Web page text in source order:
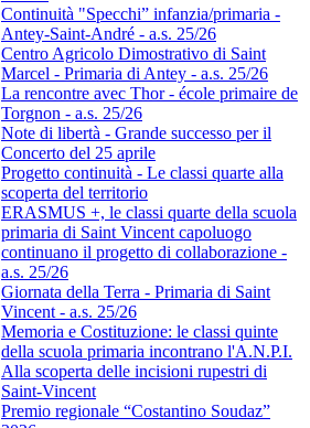
Continuità "Specchi” infanzia/primaria -
Antey-Saint-André - a.s. 25/26
Centro Agricolo Dimostrativo di Saint
Marcel - Primaria di Antey - a.s. 25/26
La rencontre avec Thor - école primaire de
Torgnon - a.s. 25/26
Note di libertà - Grande successo per il
Concerto del 25 aprile
Progetto continuità - Le classi quarte alla
scoperta del territorio
ERASMUS +, le classi quarte della scuola
primaria di Saint Vincent capoluogo
continuano il progetto di collaborazione -
a.s. 25/26
Giornata della Terra - Primaria di Saint
Vincent - a.s. 25/26
Memoria e Costituzione: le classi quinte
della scuola primaria incontrano l'A.N.P.I.
Alla scoperta delle incisioni rupestri di
Saint-Vincent
Premio regionale “Costantino Soudaz”